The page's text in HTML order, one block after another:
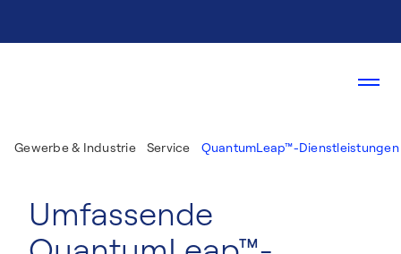
Gewerbe & Industrie Service QuantumLeap™-Dienstleistungen
Umfassende